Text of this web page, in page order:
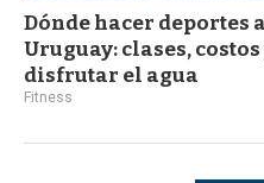
Dónde hacer deportes
Uruguay: clases,
disfrutar el agua
Fitness